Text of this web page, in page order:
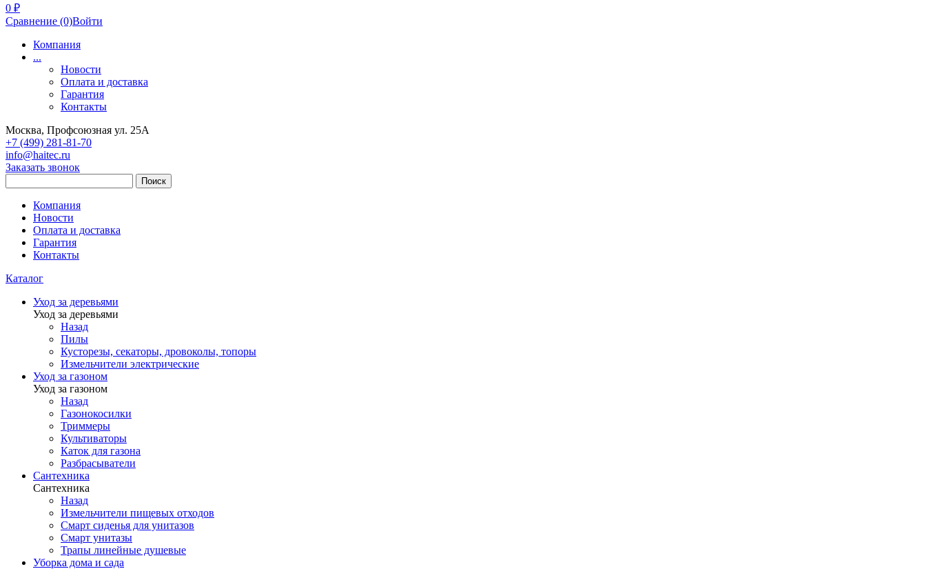
0 ₽
Сравнение (0)Войти
Компания
...
Новости
Оплата и доставка
Гарантия
Контакты
Москва, Профсоюзная ул. 25А
+7 (499) 281-81-70
info@haitec.ru
Заказать звонок
Поиск
Компания
Новости
Оплата и доставка
Гарантия
Контакты
Каталог
Уход за деревьями
Уход за деревьями
Назад
Пилы
Кусторезы, секаторы, дровоколы, топоры
Измельчители электрические
Уход за газоном
Уход за газоном
Назад
Газонокосилки
Триммеры
Культиваторы
Каток для газона
Разбрасыватели
Сантехника
Сантехника
Назад
Измельчители пищевых отходов
Смарт сиденья для унитазов
Смарт унитазы
Трапы линейные душевые
Уборка дома и сада